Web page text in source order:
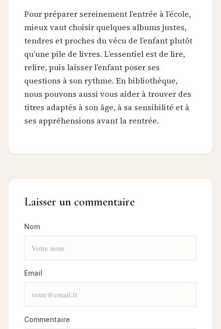
Pour préparer sereinement l’entrée à l’école,
mieux vaut choisir quelques albums justes,
tendres et proches du vécu de l’enfant plutôt
qu’une pile de livres. L’essentiel est de lire,
relire, puis laisser l’enfant poser ses
questions à son rythme. En bibliothèque,
nous pouvons aussi vous aider à trouver des
titres adaptés à son âge, à sa sensibilité et à
ses appréhensions avant la rentrée.
Laisser un commentaire
Nom
Email
Commentaire